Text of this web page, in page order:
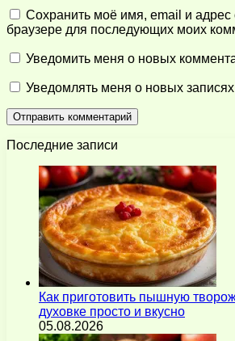
Сохранить моё имя, email и адрес
браузере для последующих моих
Уведомить меня о новых
Уведомлять меня о новых записях
Последние записи
Как приготовить пышную
духовке просто и вкусно
05.08.2026